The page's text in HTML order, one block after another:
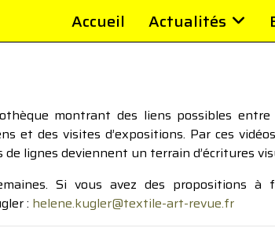
Accueil Actualités
montrant des liens possibles
et des visites d’expositions. Par ces
lignes deviennent un terrain d’écritures
Si vous avez des propositions à
: helene.kugler@textile-art-revue.fr